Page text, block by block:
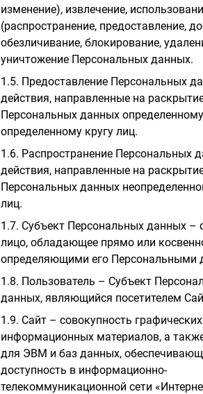
изменение), извлечение,
(распространение, предоставление,
обезличивание, блокирование,
уничтожение Персональных данных.
1.5. Предоставление Персональных
действия, направленные на
Персональных данных
определенному кругу лиц.
1.6. Распространение Персональных
действия, направленные на
Персональных данных
лиц.
1.7. Субъект Персональных данных –
лицо, обладающее прямо или
определяющими его Персональными
1.8. Пользователь – Субъект
данных, являющийся посетителем
1.9. Сайт – совокупность
информационных материалов, а
для ЭВМ и баз данных,
доступность в информационно-
телекоммуникационной сети